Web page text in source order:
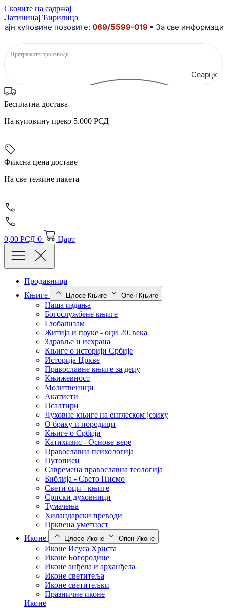
Скочите на садржај
Латиница| Ћирилица
позовите:069/5599-019• За све информације и
Сеарцх
Бесплатна достава
На куповину преко 5.000 РСД
Фиксна цена доставе
На све тежине пакета
0,00 РСД 0 Царт
Продавница
Књиге
Цлосе Књиге Опен Књиге
Наша издања
Богослужбене књиге
Глобализам
Житија и поуке - оци 20. века
Здравље и исхрана
Књиге о историји Србије
Историја Цркве
Православне књиге за децу
Књижевност
Молитвеници
Акатисти
Псалтири
Духовне књиге на енглеском језику
О браку и породици
Књиге о Србији
Катихизис - Основе вере
Православна психологија
Путописи
Савремена православна теологија
Библија - Свето Писмо
Свети оци - књиге
Српски духовници
Тумачења
Хиландарски преводи
Црквена уметност
Иконе
Цлосе Иконе Опен Иконе
Иконе Исуса Христа
Иконе Богородице
Иконе анђела и арханђела
Иконе светитеља
Иконе светитељки
Празничне иконе
Иконе